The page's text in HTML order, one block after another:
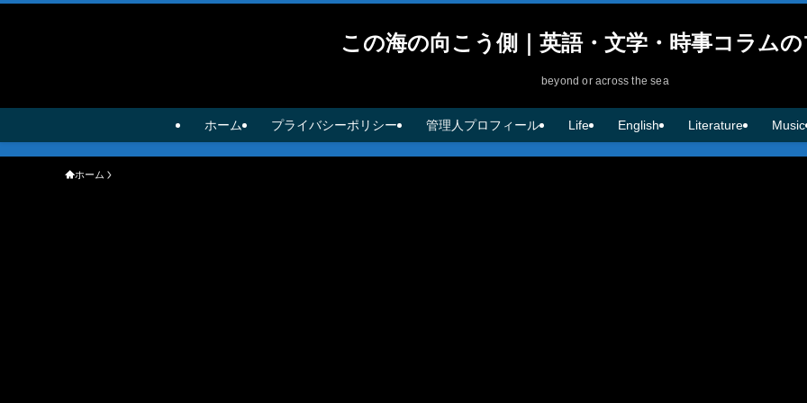
この海の向こう側｜英語・文学・時事コラム
beyond or across the sea
ホーム プライバシーポリシー 管理人プロフィール Life English Literature Music
ホーム